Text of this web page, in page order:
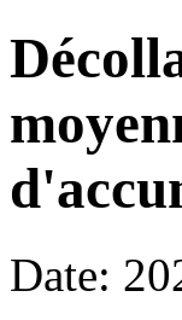
Date: